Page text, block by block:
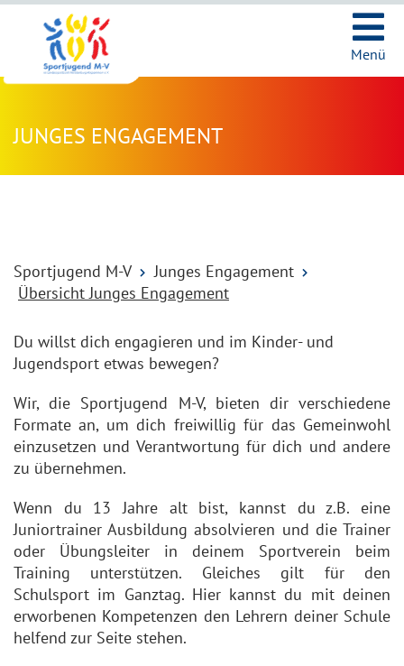
Menü
JUNGES ENGAGEMENT
Sportjugend M-V
Junges Engagement
Übersicht Junges Engagement
Du willst dich engagieren und im Kinder- und
Jugendsport etwas bewegen?
Wir, die Sportjugend M-V, bieten dir verschiedene
Formate an, um dich freiwillig für das Gemeinwohl
einzusetzen und Verantwortung für dich und andere
zu übernehmen.
Wenn du 13 Jahre alt bist, kannst du z.B. eine
Juniortrainer Ausbildung absolvieren und die Trainer
oder Übungsleiter in deinem Sportverein beim
Training unterstützen. Gleiches gilt für den
Schulsport im Ganztag. Hier kannst du mit deinen
erworbenen Kompetenzen den Lehrern deiner Schule
helfend zur Seite stehen.